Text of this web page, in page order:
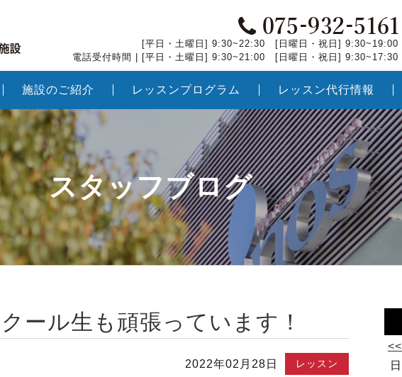
[平日・土曜日] 9:30~22:30 [日曜日・祝日] 9:30~19:00
電話受付時間 | [平日・土曜日] 9:30~21:00 [日曜日・祝日] 9:30~17:30
施設のご紹介 レッスンプログラム レッスン代行情報
スタッフブログ
ール生も頑張っています！
レッスン
2022年02月28日
<<
日